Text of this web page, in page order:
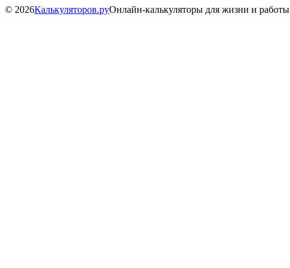
© 2026Калькуляторов.руОнлайн-калькуляторы для жизни и работы